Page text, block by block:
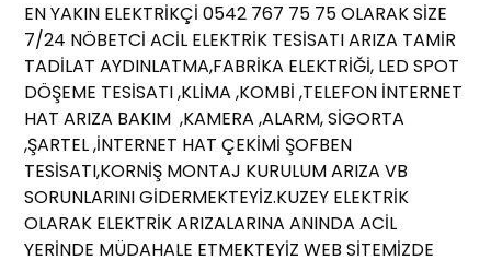
EN YAKIN ELEKTRİKÇİ 0542 767 75 75 OLARAK SİZE
7/24 NÖBETCİ ACİL ELEKTRİK TESİSATI ARIZA TAMİR
TADİLAT AYDINLATMA,FABRİKA ELEKTRİĞİ, LED SPOT
DÖŞEME TESİSATI ,KLİMA ,KOMBİ ,TELEFON İNTERNET
HAT ARIZA BAKIM ,KAMERA ,ALARM, SİGORTA
,ŞARTEL ,İNTERNET HAT ÇEKİMİ ŞOFBEN
TESİSATI,KORNİŞ MONTAJ KURULUM ARIZA VB
SORUNLARINI GİDERMEKTEYİZ.KUZEY ELEKTRİK
OLARAK ELEKTRİK ARIZALARINA ANINDA ACİL
YERİNDE MÜDAHALE ETMEKTEYİZ WEB SİTEMİZDE